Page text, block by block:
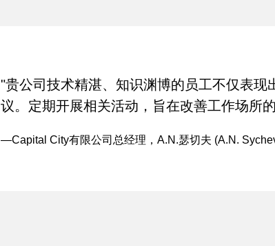
"贵公司技术精湛、知识渊博的员工不仅表
议。定期开展相关活动，旨在改善工作场所
—Capital City有限公司总经理，A.N.瑟切夫 (A.N.